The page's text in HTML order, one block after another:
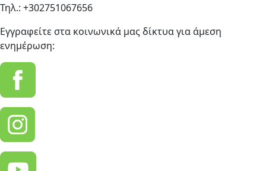
Τηλ.: +302751067656
Εγγραφείτε στα κοινωνικά μας δίκτυα για άμεση
ενημέρωση: